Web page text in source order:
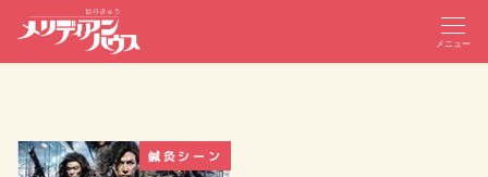
メニュー
鍼灸シーン